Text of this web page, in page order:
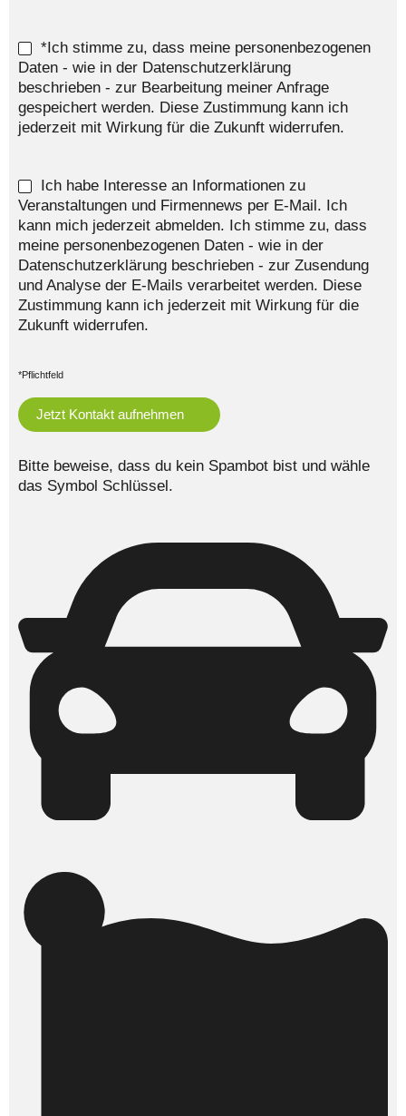
*Ich stimme zu, dass meine personenbezogenen
Daten - wie in der Datenschutzerklärung
beschrieben - zur Bearbeitung meiner Anfrage
gespeichert werden. Diese Zustimmung kann ich
jederzeit mit Wirkung für die Zukunft widerrufen.
Ich habe Interesse an Informationen zu
Veranstaltungen und Firmennews per E-Mail. Ich
kann mich jederzeit abmelden. Ich stimme zu, dass
meine personenbezogenen Daten - wie in der
Datenschutzerklärung beschrieben - zur Zusendung
und Analyse der E-Mails verarbeitet werden. Diese
Zustimmung kann ich jederzeit mit Wirkung für die
Zukunft widerrufen.
*Pflichtfeld
Bitte beweise, dass du kein Spambot bist und wähle
das Symbol Schlüssel.